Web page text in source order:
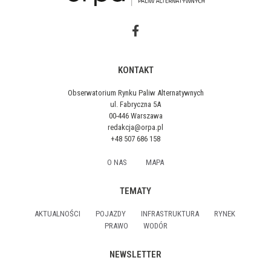
KONTAKT
Obserwatorium Rynku Paliw Alternatywnych
ul. Fabryczna 5A
00-446 Warszawa
redakcja@orpa.pl
+48 507 686 158
O NAS MAPA
TEMATY
AKTUALNOŚCI POJAZDY INFRASTRUKTURA
RYNEK
PRAWO
WODÓR
NEWSLETTER